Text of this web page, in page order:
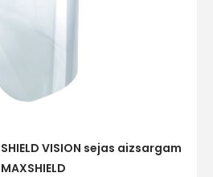
VISION sejas aizsargam
MAXSHIELD